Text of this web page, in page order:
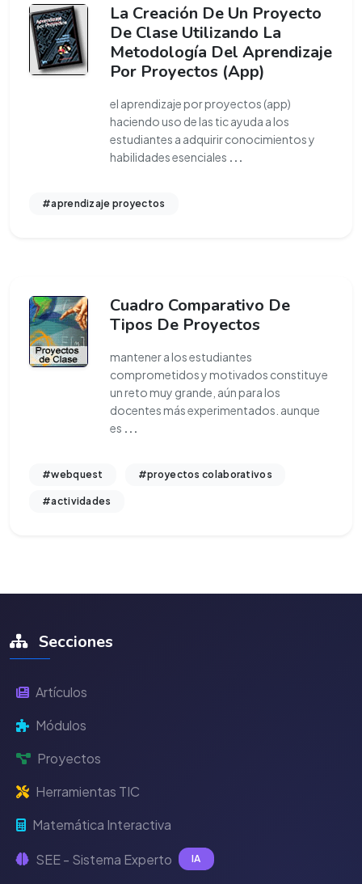
La Creación De Un Proyecto
De Clase Utilizando La
Metodología Del Aprendizaje
Por Proyectos (App)
el aprendizaje por proyectos (app)
haciendo uso de las tic ayuda a los
estudiantes a adquirir conocimientos y
habilidades esenciales ...
#aprendizaje proyectos
Cuadro Comparativo De
Tipos De Proyectos
mantener a los estudiantes
comprometidos y motivados constituye
un reto muy grande, aún para los
docentes más experimentados. aunque
es ...
#webquest #proyectos colaborativos
#actividades
Secciones
Artículos
Módulos
Proyectos
Herramientas TIC
Matemática Interactiva
SEE - Sistema Experto IA